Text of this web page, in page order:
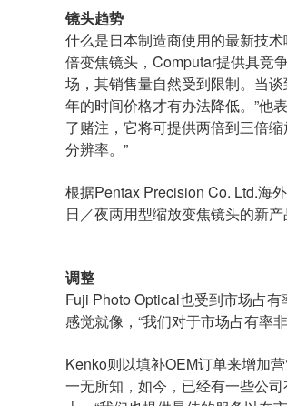
镜头趋势
什么是日本制造商使用的最新技
倍变焦镜头，Computar提供具竞
场，其销售量自然受到限制。当
年的时间价格才有办法降低。”他
了赌注，它将可提供两倍到三倍
分辨率。”
根据Pentax Precision Co. Ltd.海
日／夜两用型缩放变焦镜头的新
调整
Fuji Photo Optical也受到市场占
感觉就像，“我们对于市场占有率
Kenko则以填补OEM订单来增加
一无所知，如今，已经有一些公